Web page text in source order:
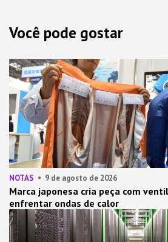
Você pode gostar
NOTAS 9 de agosto de 2026
Marca japonesa cria peça com
enfrentar ondas de calor